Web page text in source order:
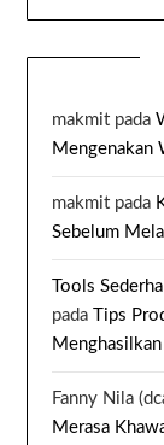
makmit pada
Mengenakan
makmit pada
Sebelum
Tools
padaTips
Fanny Nila
Merasa